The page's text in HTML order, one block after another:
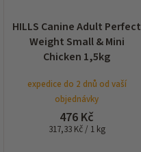
HILLS Canine Adult Perfect
Weight Small & Mini
Chicken 1,5kg
expedice do 2 dnů od vaší
objednávky
476 Kč
Měrná
317,33 Kč / 1 kg